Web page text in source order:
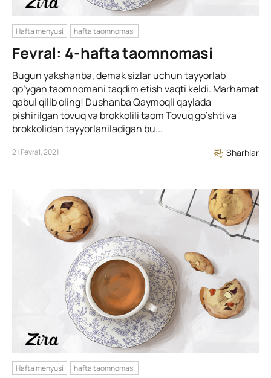
Hafta menyusi hafta taomnomasi
Fevral: 4-hafta taomnomasi
Bugun yakshanba, demak sizlar uchun tayyorlab
qo’ygan taomnomani taqdim etish vaqti keldi. Marhamat
qabul qilib oling! Dushanba Qaymoqli qaylada
pishirilgan tovuq va brokkolili taom Tovuq go’shti va
brokkolidan tayyorlaniladigan bu...
21 Fevral, 2021 Sharhlar
Hafta menyusi hafta taomnomasi